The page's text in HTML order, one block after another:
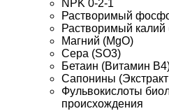
NPK 0-2-1
Растворимый
Растворимый калий
Магний (MgO)
Сера (SO3)
Бетаин (Витамин
Сапонины
Фульвокислоты
происхождения